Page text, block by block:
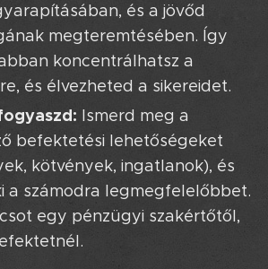
és a jövőd
megteremtésében. Így
koncentrálhatsz a
és élvezheted a sikereidet.
Ismerd meg a
befektetési lehetőségeket
kötvények, ingatlanok), és
a számodra legmegfelelőbbet.
egy pénzügyi szakértőtől,